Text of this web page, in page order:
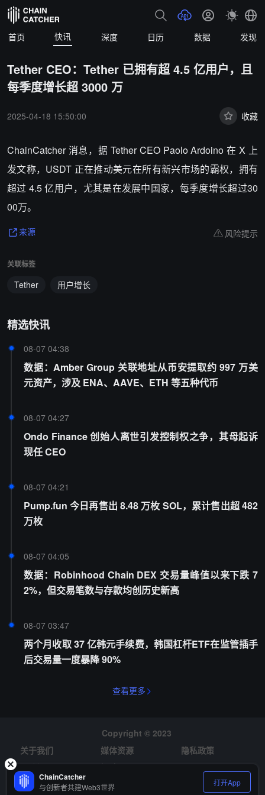
首页 快讯 深度 日历 数据 发现
Tether CEO：Tether 已拥有超 4.5 亿用户，且
每季度增长超 3000 万
2025-04-18 15:50:00 收藏
ChainCatcher 消息，据 Tether CEO Paolo Ardoino 在 X 上
发文称，USDT 正在推动美元在所有新兴市场的霸权，拥有
超过 4.5 亿用户，尤其是在发展中国家，每季度增长超过30
00万。
来源 风险提示
关联标签
Tether 用户增长
精选快讯
08-07 04:38
数据：Amber Group 关联地址从币安提取约 997 万美
元资产，涉及 ENA、AAVE、ETH 等五种代币
08-07 04:27
Ondo Finance 创始人离世引发控制权之争，其母起诉
现任 CEO
08-07 04:21
Pump.fun 今日再售出 8.48 万枚 SOL，累计售出超 482
万枚
08-07 04:05
数据：Robinhood Chain DEX 交易量峰值以来下跌 7
2%，但交易笔数与存款均创历史新高
08-07 03:47
两个月收取 37 亿韩元手续费，韩国杠杆ETF在监管插手
后交易量一度暴降 90%
查看更多
Copyright © 2023
关于我们
媒体资源
隐私政策
风险提示
招聘
ChainCatcher
与创新者共建Web3世界 打开App